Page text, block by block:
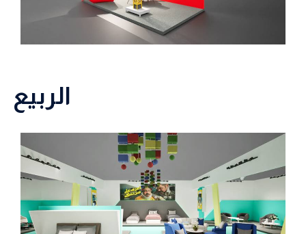
الربيع